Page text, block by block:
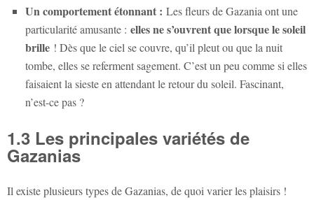
Un comportement étonnant : Les fleurs de Gazania ont une
particularité amusante : elles ne s’ouvrent que lorsque le soleil
brille ! Dès que le ciel se couvre, qu’il pleut ou que la nuit
tombe, elles se referment sagement. C’est un peu comme si elles
faisaient la sieste en attendant le retour du soleil. Fascinant,
n’est-ce pas ?
1.3 Les principales variétés de
Gazanias
Il existe plusieurs types de Gazanias, de quoi varier les plaisirs !